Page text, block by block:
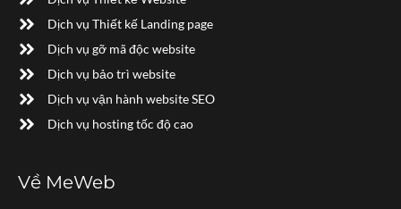
Dịch vụ Thiết kế Landing page
Dịch vụ gỡ mã độc website
Dịch vụ bảo trì website
Dịch vụ vận hành website SEO
Dịch vụ hosting tốc độ cao
Về MeWeb